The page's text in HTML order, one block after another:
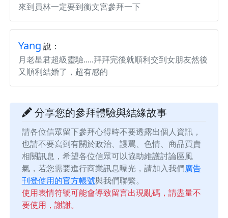
來到員林一定要到衡文宮參拜一下
Yang 說：
月老星君超級靈驗.....拜拜完後就順利交到女朋友然後
又順利結婚了，超有感的
分享您的參拜體驗與結緣故事
請各位信眾留下參拜心得時不要透露出個人資訊，
也請不要寫到有關於政治、謾罵、色情、商品買賣
相關訊息，希望各位信眾可以協助維護討論區風
氣，若您需要進行商業訊息曝光，請加入我們廣告
刊登使用的官方帳號與我們聯繫。
使用表情符號可能會導致留言出現亂碼，請盡量不
要使用，謝謝。